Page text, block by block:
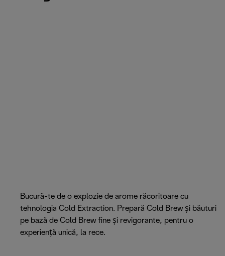
Bucură-te de o explozie de arome răcoritoare cu
tehnologia Cold Extraction. Prepară Cold Brew și băuturi
pe bază de Cold Brew fine și revigorante, pentru o
experiență unică, la rece.